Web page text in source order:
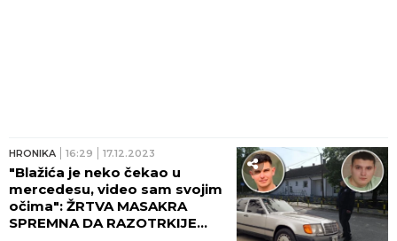
HRONIKA 16:29 17.12.2023
"Blažića je neko čekao u
mercedesu, video sam svojim
očima": ŽRTVA MASAKRA
SPREMNA DA RAZOTRKIJE